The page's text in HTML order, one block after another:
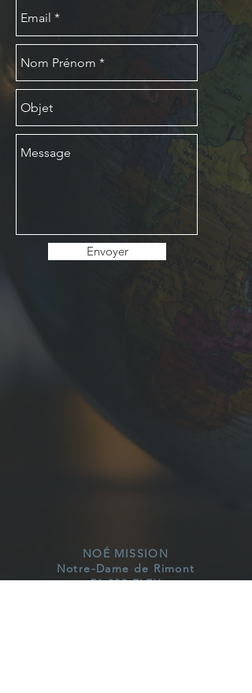
Envoyer
NOÉ MISSION
Notre-Dame de Rimont
71 390 FLEY